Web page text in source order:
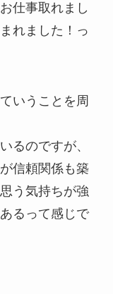
仕事取れまし
れました！っ
いうことを周
るのですが、
信頼関係も築
う気持ちが強
るって感じで